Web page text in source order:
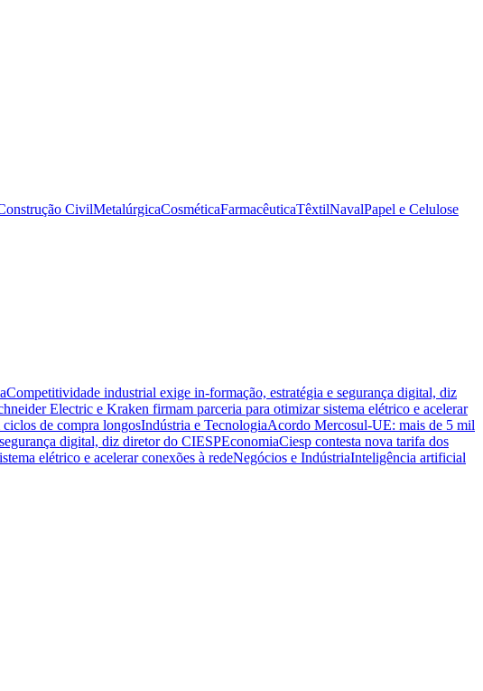
CivilMetalúrgicaCosméticaFarmacêuticaTêxtilNavalPapel e Celulose
Competitividade industrial exige in-formação, estratégia e segurança digital, diz
Electric e Kraken firmam parceria para otimizar sistema elétrico e acelerar
de compra longosIndústria e TecnologiaAcordo Mercosul-UE: mais de 5 mil
digital, diz diretor do CIESPEconomiaCiesp contesta nova tarifa dos
elétrico e acelerar conexões à redeNegócios e IndústriaInteligência artificial